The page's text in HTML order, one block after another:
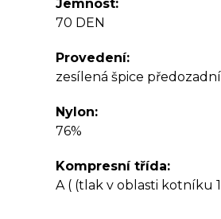
Jemnost
70 DEN
Provedení
zesílená špice
Nylon
76%
Kompresní třída
A ( (tlak v oblasti kotníku